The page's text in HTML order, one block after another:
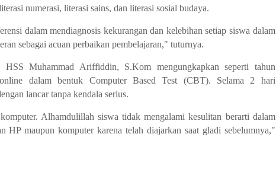
numerasi, literasi sains, dan literasi sosial budaya.
dalam mendiagnosis kekurangan dan kelebihan setiap siswa dalam
sebagai acuan perbaikan pembelajaran," tuturnya.
Muhammad Ariffiddin, S.Kom mengungkapkan seperti tahun
dalam bentuk Computer Based Test (CBT). Selama 2 hari
lancar tanpa kendala serius.
Alhamdulillah siswa tidak mengalami kesulitan berarti dalam
HP maupun komputer karena telah diajarkan saat gladi sebelumnya,"